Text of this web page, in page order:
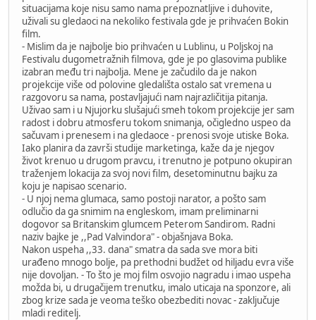
situacijama koje nisu samo nama prepoznatljive i duhovite,
uživali su gledaoci na nekoliko festivala gde je prihvaćen Bokin
film.
- Mislim da je najbolje bio prihvaćen u Lublinu, u Poljskoj na
Festivalu dugometražnih filmova, gde je po glasovima publike
izabran među tri najbolja. Mene je začudilo da je nakon
projekcije više od polovine gledališta ostalo sat vremena u
razgovoru sa nama, postavljajući nam najrazličitija pitanja.
Uživao sam i u Njujorku slušajući smeh tokom projekcije jer sam
radost i dobru atmosferu tokom snimanja, očigledno uspeo da
sačuvam i prenesem i na gledaoce - prenosi svoje utiske Boka.
Iako planira da završi studije marketinga, kaže da je njegov
život krenuo u drugom pravcu, i trenutno je potpuno okupiran
traženjem lokacija za svoj novi film, desetominutnu bajku za
koju je napisao scenario.
- U njoj nema glumaca, samo postoji narator, a pošto sam
odlučio da ga snimim na engleskom, imam preliminarni
dogovor sa Britanskim glumcem Peterom Sandirom. Radni
naziv bajke je ,,Pad Valvindora" - objašnjava Boka.
Nakon uspeha ,,33. dana" smatra da sada sve mora biti
urađeno mnogo bolje, pa prethodni budžet od hiljadu evra više
nije dovoljan. - To što je moj film osvojio nagradu i imao uspeha
možda bi, u drugačijem trenutku, imalo uticaja na sponzore, ali
zbog krize sada je veoma teško obezbediti novac - zaključuje
mladi reditelj.